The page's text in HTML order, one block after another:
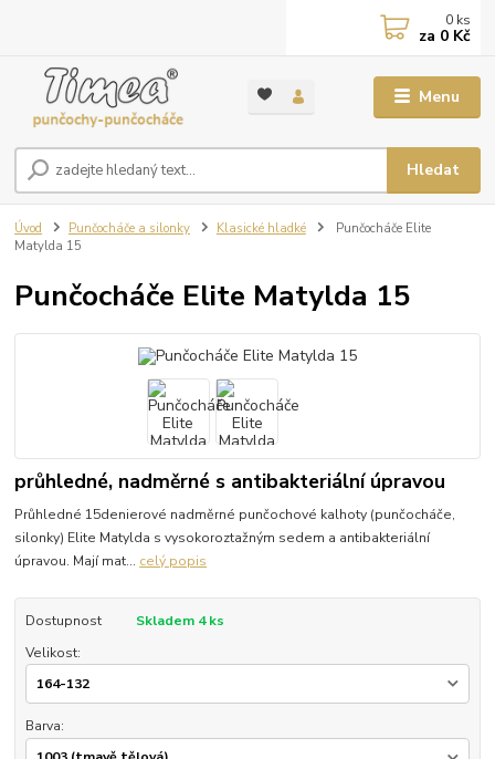
Menu
Hledat
0 ks
za 0 Kč
Úvod Punčocháče a silonky Klasické hladké
Punčocháče Elite
Matylda 15
Punčocháče Elite Matylda 15
průhledné, nadměrné s antibakteriální úpravou
Průhledné 15denierové nadměrné punčochové kalhoty (punčocháče,
silonky) Elite Matylda s vysokoroztažným sedem a antibakteriální
úpravou. Mají mat... celý popis
Dostupnost
Skladem 4 ks
Velikost:
Barva: